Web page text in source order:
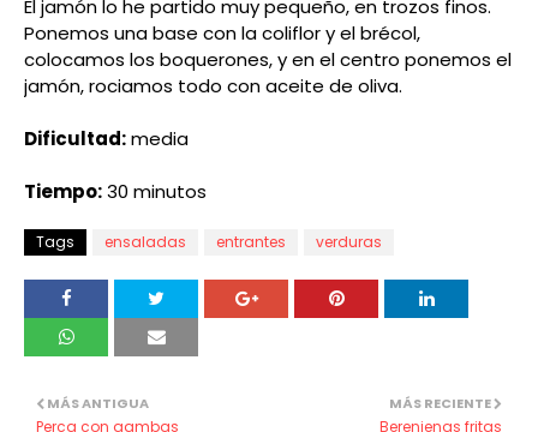
El jamón lo he partido muy pequeño, en trozos finos.
Ponemos una base con la coliflor y el brécol,
colocamos los boquerones, y en el centro ponemos el
jamón, rociamos todo con aceite de oliva.
Dificultad:media
Tiempo:30 minutos
Tags ensaladas entrantes verduras
MÁS RECIENTE
Berenjenas fritas
MÁS ANTIGUA
Perca con gambas